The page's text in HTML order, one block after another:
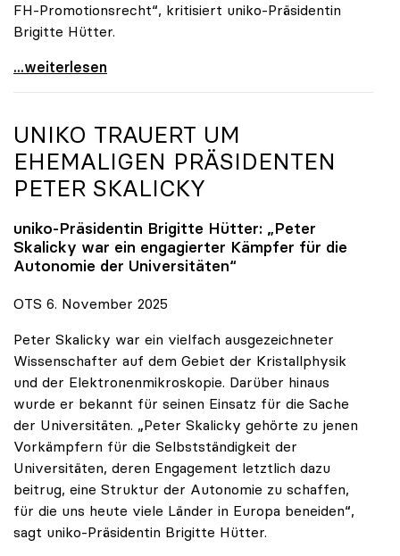
FH-Promotionsrecht“, kritisiert uniko-Präsidentin
Brigitte Hütter.
„Deplatzierte Kampagne“: uniko irritiert über
...weiterlesen
UNIKO TRAUERT UM
EHEMALIGEN PRÄSIDENTEN
PETER SKALICKY
uniko-Präsidentin Brigitte Hütter: „Peter
Skalicky war ein engagierter Kämpfer für die
Autonomie der Universitäten“
OTS 6. November 2025
Peter Skalicky war ein vielfach ausgezeichneter
Wissenschafter auf dem Gebiet der Kristallphysik
und der Elektronenmikroskopie. Darüber hinaus
wurde er bekannt für seinen Einsatz für die Sache
der Universitäten. „Peter Skalicky gehörte zu jenen
Vorkämpfern für die Selbstständigkeit der
Universitäten, deren Engagement letztlich dazu
beitrug, eine Struktur der Autonomie zu schaffen,
für die uns heute viele Länder in Europa beneiden“,
sagt uniko-Präsidentin Brigitte Hütter.